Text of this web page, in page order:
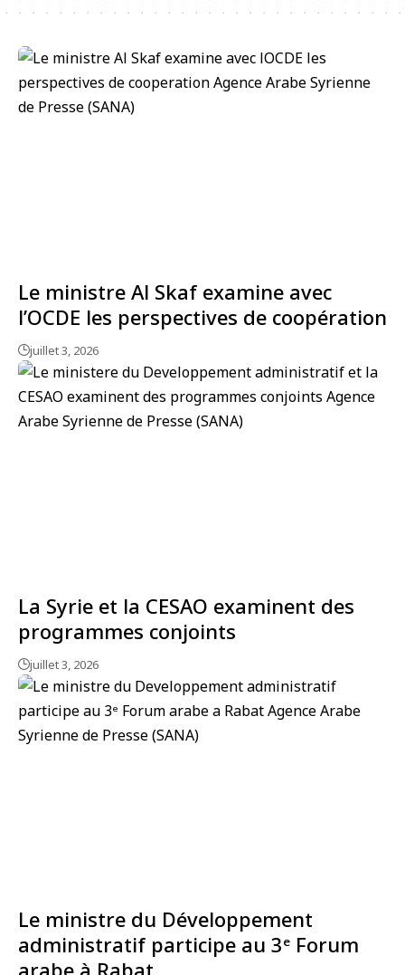
Le ministre Al Skaf examine avec
l’OCDE les perspectives de coopération
juillet 3, 2026
La Syrie et la CESAO examinent des
programmes conjoints
juillet 3, 2026
Le ministre du Développement
administratif participe au 3ᵉ Forum